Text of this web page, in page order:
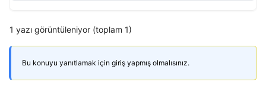
1 yazı görüntüleniyor (toplam 1)
Bu konuyu yanıtlamak için giriş yapmış olmalısınız.